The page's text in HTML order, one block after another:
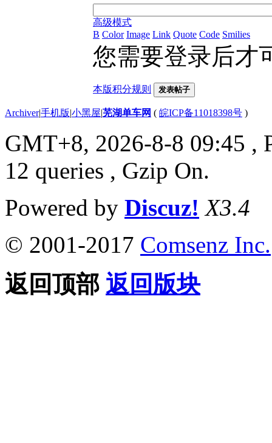
高级模式
B Color Image Link Quote Code Smilies
您需要登录后才
本版积分规则 发表帖子
Archiver|手机版|小黑屋|芜湖单车网 ( 皖ICP备11018398号 )
GMT+8, 2026-8-8 09:45 ,
12 queries , Gzip On.
Powered by Discuz! X3.4
© 2001-2017 Comsenz Inc.
返回顶部 返回版块